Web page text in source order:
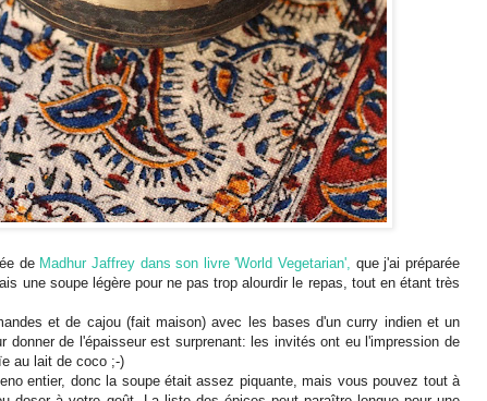
de Madhur Jaffrey dans son livre 'World Vegetarian', que j'ai préparée
une soupe légère pour ne pas trop alourdir le repas, tout en étant très
et de cajou (fait maison) avec les bases d'un curry indien et un
donner de l'épaisseur est surprenant: les invités ont eu l'impression de
au lait de coco ;-)
entier, donc la soupe était assez piquante, mais vous pouvez tout à